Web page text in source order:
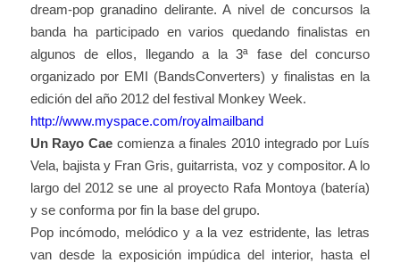
dream-pop granadino delirante. A nivel de concursos la
banda ha participado en varios quedando finalistas en
algunos de ellos, llegando a la 3ª fase del concurso
organizado por EMI (BandsConverters) y finalistas en la
edición del año 2012 del festival Monkey Week.
http://www.myspace.com/royalmailband
Un Rayo Cae comienza a finales 2010 integrado por Luís
Vela, bajista y Fran Gris, guitarrista, voz y compositor. A lo
largo del 2012 se une al proyecto Rafa Montoya (batería)
y se conforma por fin la base del grupo.
Pop incómodo, melódico y a la vez estridente, las letras
van desde la exposición impúdica del interior, hasta el